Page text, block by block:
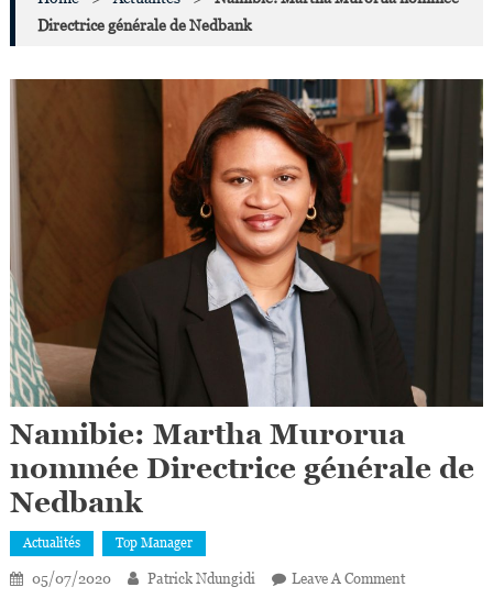
Directrice générale de Nedbank
Namibie: Martha Murorua
nommée Directrice générale de
Nedbank
Actualités Top Manager
05/07/2020 Patrick Ndungidi Leave A CommentOn